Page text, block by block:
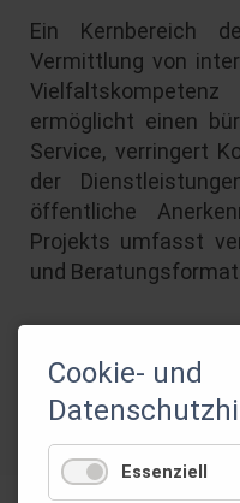
Ein Kernbereich
Vermittlung von
ermöglicht einen
Service, verringert
der
öffentliche
Projekts umfasst
und
ZURÜCK
Cookie- und
Essenziell